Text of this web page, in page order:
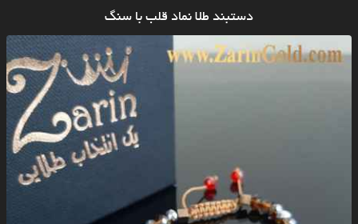
دستبند طلا نماد قلب با سنگ